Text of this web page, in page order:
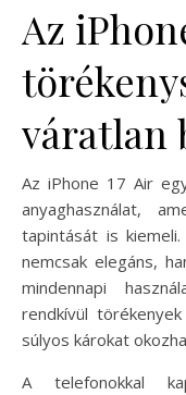
Az
váratlan
Az iPhone 17 Air
anyaghasználat,
tapintását is
nemcsak elegáns,
mindennapi
rendkívül
súlyos károkat
A telefonokkal